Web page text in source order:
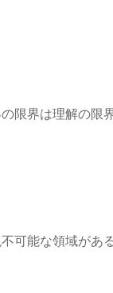
限界は理解の限
可能な領域があ